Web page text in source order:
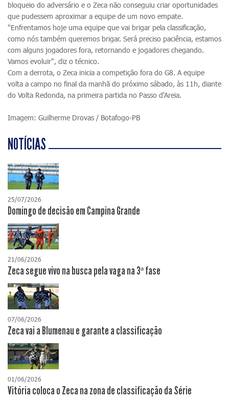
bloqueio do adversário e o Zeca não conseguiu criar oportunidades
que pudessem aproximar a equipe de um novo empate.
"Enfrentamos hoje uma equipe que vai brigar pela classificação,
como nós também queremos brigar. Será preciso paciência, estamos
com alguns jogadores fora, retornando e jogadores chegando.
Vamos evoluir", diz o técnico.
Com a derrota, o Zeca inicia a competição fora do G8. A equipe
volta a campo no final da manhã do próximo sábado, às 11h, diante
do Volta Redonda, na primeira partida no Passo d'Areia.
Imagem: Guilherme Drovas / Botafogo-PB
NOTÍCIAS
25/07/2026
Domingo de decisão em Campina Grande
21/06/2026
Zeca segue vivo na busca pela vaga na 3ª fase
07/06/2026
Zeca vai a Blumenau e garante a classificação
01/06/2026
Vitória coloca o Zeca na zona de classificação da Série